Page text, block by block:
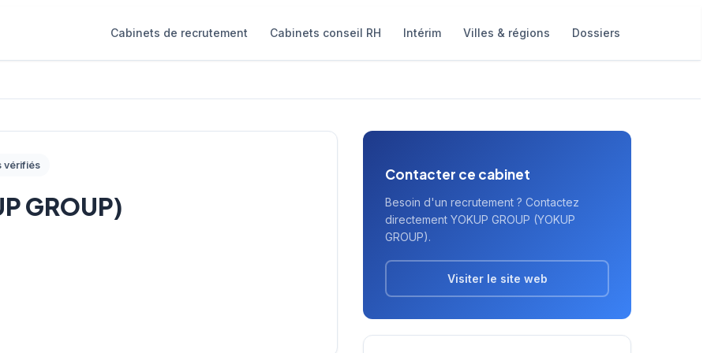
Cabinets de recrutement Cabinets conseil RH Intérim Villes & régions Dossiers
vérifiés
GROUP)
Contacter ce cabinet
Besoin d'un recrutement ? Contactez
directement YOKUP GROUP (YOKUP
GROUP).
Visiter le site web